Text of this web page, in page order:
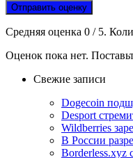
Отправить оценку
Средняя оценка 0 / 5.
Оценок пока нет.
Свежие записи
Dogecoin
Desport
Wildberries
В России
Borderless.xyz